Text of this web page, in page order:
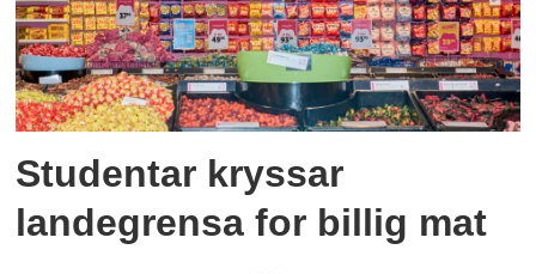
Studentar kryssar
landegrensa for billig mat